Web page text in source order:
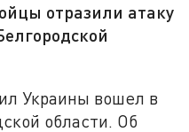
отразили атаку
Украины вошел в
области. Об